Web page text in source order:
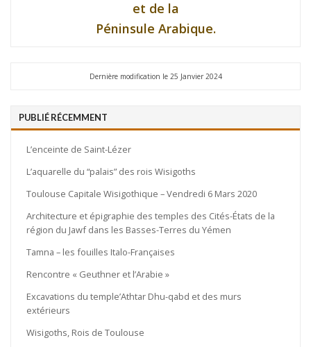
et de la
Péninsule Arabique.
Dernière modification le 25 Janvier 2024
PUBLIÉ RÉCEMMENT
L’enceinte de Saint-Lézer
L’aquarelle du “palais” des rois Wisigoths
Toulouse Capitale Wisigothique – Vendredi 6 Mars 2020
Architecture et épigraphie des temples des Cités-États de la
région du Jawf dans les Basses-Terres du Yémen
Tamna – les fouilles Italo-Françaises
Rencontre « Geuthner et l’Arabie »
Excavations du temple’Athtar Dhu-qabd et des murs
extérieurs
Wisigoths, Rois de Toulouse